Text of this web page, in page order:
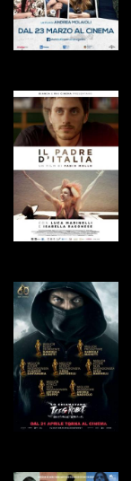
GUARDA IL TRAILER
VAI ALLA SCHEDA
GUARDA IL TRAILER
VAI ALLA SCHEDA